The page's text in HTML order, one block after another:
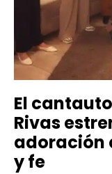
El
Rivas
adoración
y fe